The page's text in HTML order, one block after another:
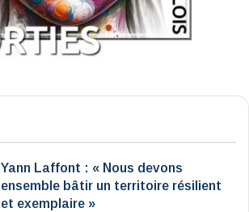
Yann Laffont : « Nous devons
ensemble bâtir un territoire résilient
et exemplaire »